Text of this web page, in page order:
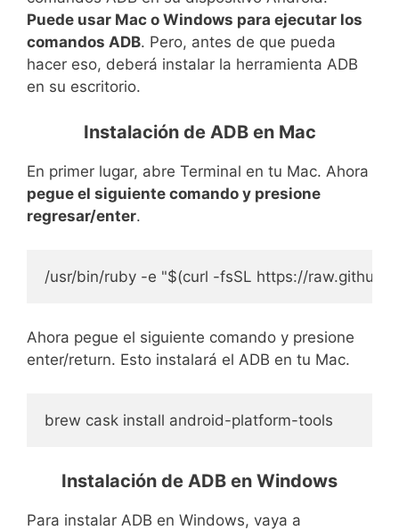
Puede usar Mac o Windows para ejecutar los
comandos ADB. Pero, antes de que pueda
hacer eso, deberá instalar la herramienta ADB
en su escritorio.
Instalación de ADB en Mac
En primer lugar, abre Terminal en tu Mac. Ahora
pegue el siguiente comando y presione
regresar/enter.
/usr/bin/ruby -e "$(curl -fsSL https://
Ahora pegue el siguiente comando y presione
enter/return. Esto instalará el ADB en tu Mac.
brew cask install android-platform-tools
Instalación de ADB en Windows
Para instalar ADB en Windows, vaya a